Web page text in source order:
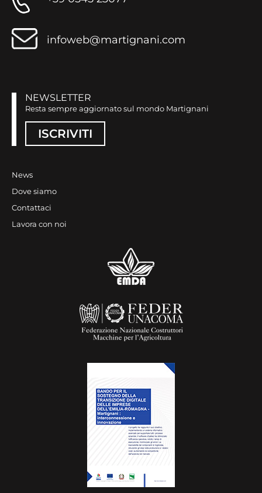
infoweb@martignani.com
NEWSLETTER
Resta sempre aggiornato sul mondo Martignani
ISCRIVITI
News
Dove siamo
Contattaci
Lavora con noi